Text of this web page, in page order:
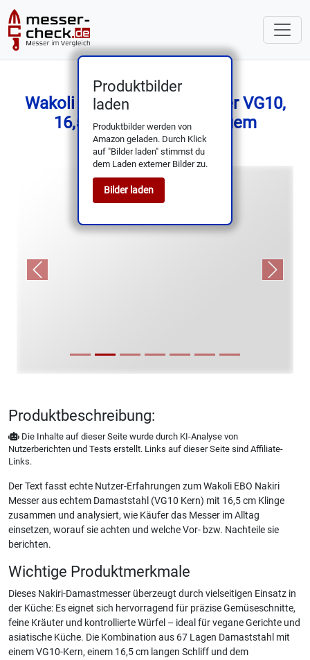
Produktbilder
laden
Produktbilder werden von
Amazon geladen. Durch Klick
auf "Bilder laden" stimmst du
dem Laden externer Bilder zu.
Bilder laden
Wakoli Nakiri-Damastmesser VG10,
16,5 cm – scharf & bequem
Previous Next
Produktbeschreibung:
Die Inhalte auf dieser Seite wurde durch KI-Analyse von
Nutzerberichten und Tests erstellt. Links auf dieser Seite sind Affiliate-
Links.
Der Text fasst echte Nutzer-Erfahrungen zum Wakoli EBO Nakiri
Messer aus echtem Damaststahl (VG10 Kern) mit 16,5 cm Klinge
zusammen und analysiert, wie Käufer das Messer im Alltag
einsetzen, worauf sie achten und welche Vor- bzw. Nachteile sie
berichten.
Wichtige Produktmerkmale
Dieses Nakiri-Damastmesser überzeugt durch vielseitigen Einsatz in
der Küche: Es eignet sich hervorragend für präzise Gemüseschnitte,
feine Kräuter und kontrollierte Würfel – ideal für vegane Gerichte und
asiatische Küche. Die Kombination aus 67 Lagen Damaststahl mit
einem VG10-Kern, einem 16,5 cm langen Schliff und dem